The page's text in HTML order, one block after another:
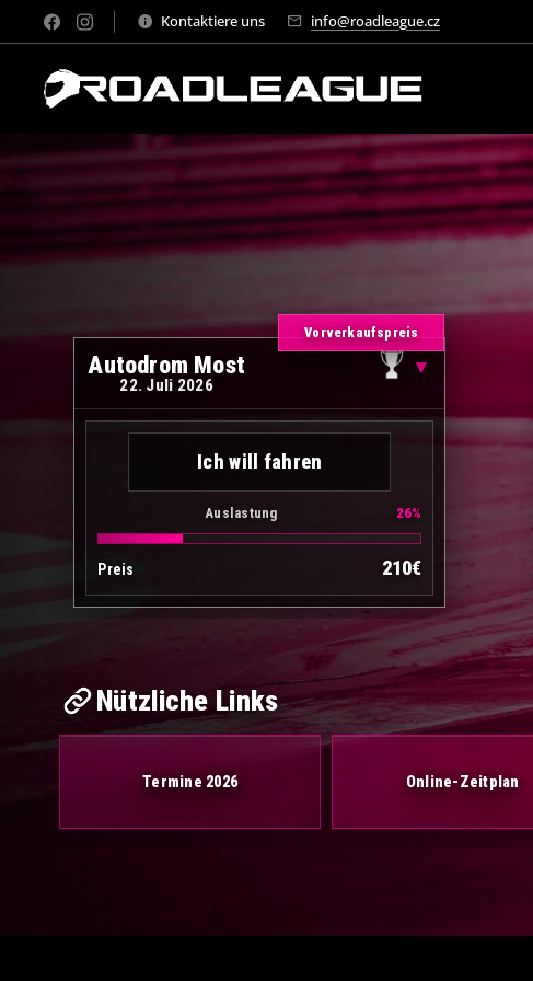
Kontaktiere uns info@roadleague.cz
Vorverkaufspreis
Autodrom Most
22. Juli 2026
▼
Ich will fahren
Auslastung 26%
Preis 210€
Nützliche Links
Termine 2026 Online-Zeitplan